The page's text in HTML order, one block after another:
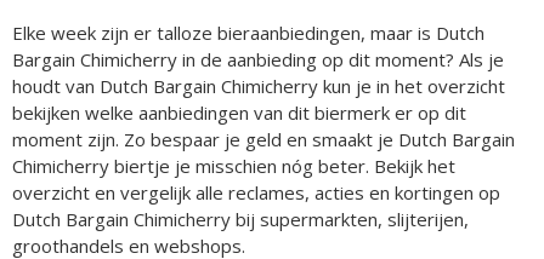
Elke week zijn er talloze bieraanbiedingen, maar is Dutch
Bargain Chimicherry in de aanbieding op dit moment? Als je
houdt van Dutch Bargain Chimicherry kun je in het overzicht
bekijken welke aanbiedingen van dit biermerk er op dit
moment zijn. Zo bespaar je geld en smaakt je Dutch Bargain
Chimicherry biertje je misschien nóg beter. Bekijk het
overzicht en vergelijk alle reclames, acties en kortingen op
Dutch Bargain Chimicherry bij supermarkten, slijterijen,
groothandels en webshops.